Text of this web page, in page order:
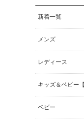
新着一覧
メンズ
レディース
キッズ＆ベビー
ベビー